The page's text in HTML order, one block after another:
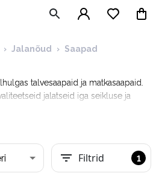
› Jalanõud › Saapad
talvesaapaid ja matkasaapaid.
jalatseid iga seikluse ja
Filtrid 1